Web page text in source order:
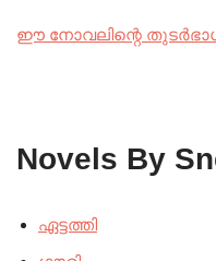
ഈ നോവലിന്റെ
Novels By
ഏട്ടത്തി